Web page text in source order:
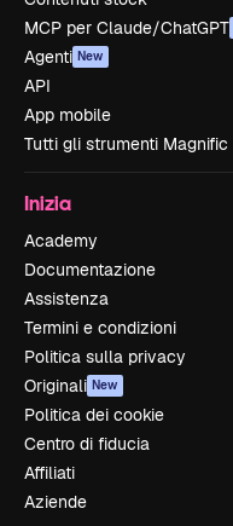
MCP per Claude/ChatGPT
Agenti New
API
App mobile
Tutti gli strumenti Magnific
Inizia
Academy
Documentazione
Assistenza
Termini e condizioni
Politica sulla privacy
Originali New
Politica dei cookie
Centro di fiducia
Affiliati
Aziende